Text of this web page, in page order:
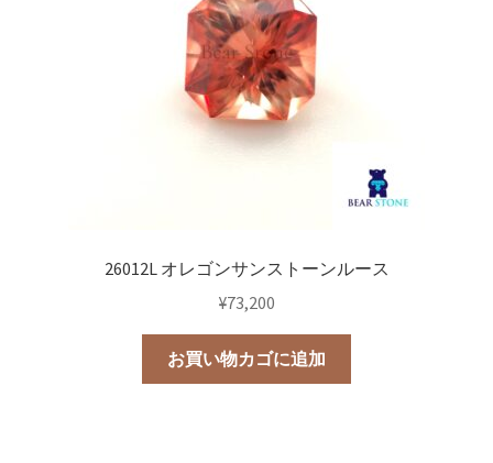
26012L オレゴンサンストーンルース
¥73,200
お買い物カゴに追加